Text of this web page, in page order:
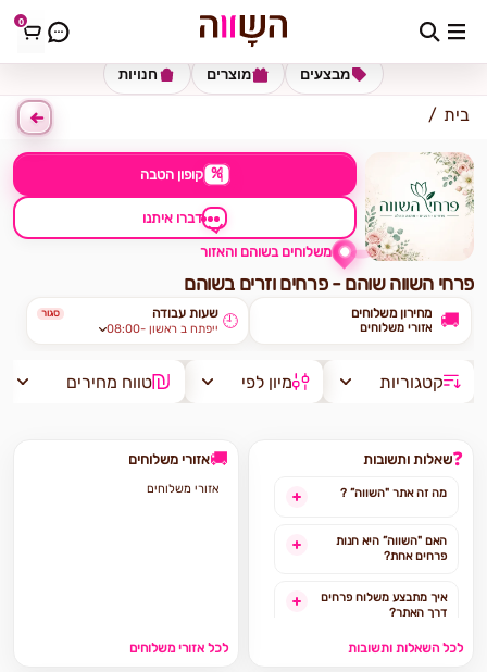
0 כתובת למשלוח הזינו כתובת
חנויות מוצרים מבצעים
בית
% קופון הטבה
דברו איתנו
משלוחים בשוהם והאזור
פרחי השווה שוהם - פרחים וזרים בשוהם
מחירון משלוחים
אזורי משלוחים 🚚 שעות עבודה סגור
08:00- ייפתח ב ראשון 🕘
קטגוריות מיון לפי טווח מחירים
❓שאלות ותשובות
מה זה אתר "השווה” ?
האם "השווה” היא חנות
פרחים אחת?
איך מתבצע משלוח פרחים
דרך האתר?
האם ניתן להזמין משלוח
לכל השאלות ותשובות
🚚אזורי משלוחים
אזורי משלוחים
לכל אזורי משלוחים